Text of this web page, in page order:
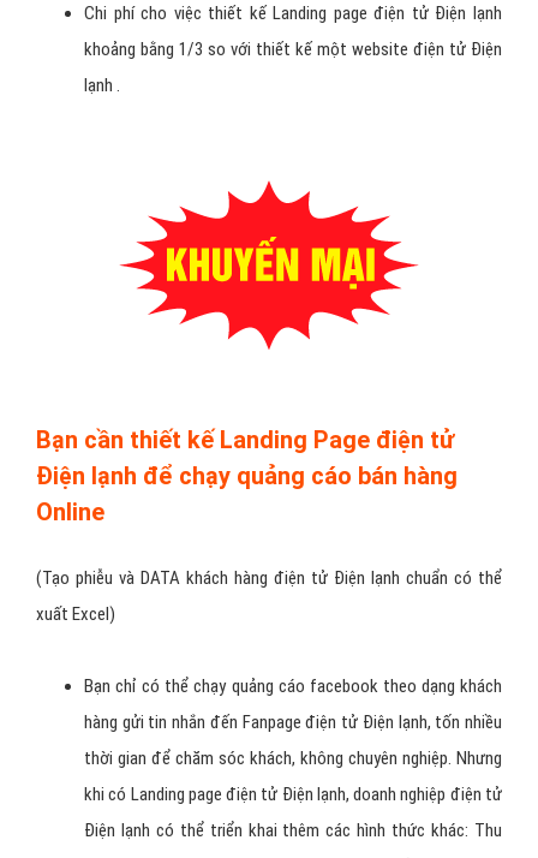
Chi phí cho việc thiết kế Landing page điện tử Điện lạnh
khoảng bằng 1/3 so với thiết kế một website điện tử Điện
lạnh .
Bạn cần thiết kế Landing Page điện tử
Điện lạnh để chạy quảng cáo bán hàng
Online
(Tạo phiễu và DATA khách hàng điện tử Điện lạnh chuẩn có thể
xuất Excel)
Bạn chỉ có thể chạy quảng cáo facebook theo dạng khách
hàng gửi tin nhắn đến Fanpage điện tử Điện lạnh, tốn nhiều
thời gian để chăm sóc khách, không chuyên nghiệp. Nhưng
khi có Landing page điện tử Điện lạnh, doanh nghiệp điện tử
Điện lạnh có thể triển khai thêm các hình thức khác: Thu